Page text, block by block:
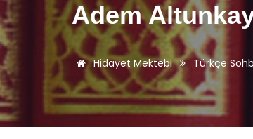
Adem
Hidayet Mektebi Türkçe